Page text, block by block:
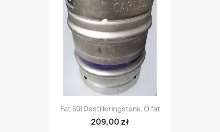
Fat 50l Destilleringstank, Ölfat
209,00 zł